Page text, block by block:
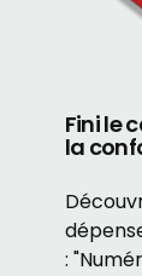
Fini le
la
: